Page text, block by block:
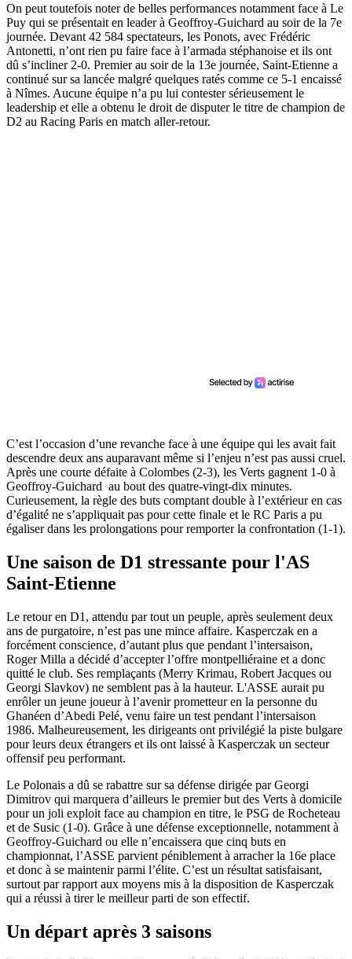
On peut toutefois noter de belles performances notamment face à Le
Puy qui se présentait en leader à Geoffroy-Guichard au soir de la 7e
journée. Devant 42 584 spectateurs, les Ponots, avec Frédéric
Antonetti, n’ont rien pu faire face à l’armada stéphanoise et ils ont
dû s’incliner 2-0. Premier au soir de la 13e journée, Saint-Etienne a
continué sur sa lancée malgré quelques ratés comme ce 5-1 encaissé
à Nîmes. Aucune équipe n’a pu lui contester sérieusement le
leadership et elle a obtenu le droit de disputer le titre de champion de
D2 au Racing Paris en match aller-retour.
C’est l’occasion d’une revanche face à une équipe qui les avait fait
descendre deux ans auparavant même si l’enjeu n’est pas aussi cruel.
Après une courte défaite à Colombes (2-3), les Verts gagnent 1-0 à
Geoffroy-Guichard au bout des quatre-vingt-dix minutes.
Curieusement, la règle des buts comptant double à l’extérieur en cas
d’égalité ne s’appliquait pas pour cette finale et le RC Paris a pu
égaliser dans les prolongations pour remporter la confrontation (1-1).
Une saison de D1 stressante pour l'AS
Saint-Etienne
Le retour en D1, attendu par tout un peuple, après seulement deux
ans de purgatoire, n’est pas une mince affaire. Kasperczak en a
forcément conscience, d’autant plus que pendant l’intersaison,
Roger Milla a décidé d’accepter l’offre montpelliéraine et a donc
quitté le club. Ses remplaçants (Merry Krimau, Robert Jacques ou
Georgi Slavkov) ne semblent pas à la hauteur. L'ASSE aurait pu
enrôler un jeune joueur à l’avenir prometteur en la personne du
Ghanéen d’Abedi Pelé, venu faire un test pendant l’intersaison
1986. Malheureusement, les dirigeants ont privilégié la piste bulgare
pour leurs deux étrangers et ils ont laissé à Kasperczak un secteur
offensif peu performant.
Le Polonais a dû se rabattre sur sa défense dirigée par Georgi
Dimitrov qui marquera d’ailleurs le premier but des Verts à domicile
pour un joli exploit face au champion en titre, le PSG de Rocheteau
et de Susic (1-0). Grâce à une défense exceptionnelle, notamment à
Geoffroy-Guichard ou elle n’encaissera que cinq buts en
championnat, l’ASSE parvient péniblement à arracher la 16e place
et donc à se maintenir parmi l’élite. C’est un résultat satisfaisant,
surtout par rapport aux moyens mis à la disposition de Kasperczak
qui a réussi à tirer le meilleur parti de son effectif.
Un départ après 3 saisons